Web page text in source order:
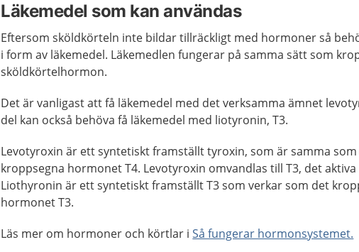
Läkemedel som kan användas
Eftersom sköldkörteln inte bildar tillräckligt med hormoner så
i form av läkemedel. Läkemedlen fungerar på samma sätt som
sköldkörtelhormon.
Det är vanligast att få läkemedel med det verksamma ämnet
del kan också behöva få läkemedel med liotyronin, T3.
Levotyroxin är ett syntetiskt framställt tyroxin, som är samma
kroppsegna hormonet T4. Levotyroxin omvandlas till T3, det
Liothyronin är ett syntetiskt framställt T3 som verkar som det
hormonet T3.
Läs mer om hormoner och körtlar iSå fungerar hormonsystemet.